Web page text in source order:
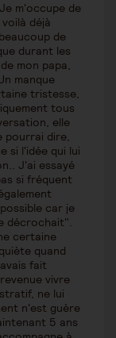
m'occupe de
déjà
de
durant les
mon papa,
manque
tristesse,
tous
elle
pourrai dire,
si l'idée qui lui
J'ai essayé
si fréquent
car je
décrochait".
certaine
quand
fait
vivre
ne lui
n'est guère
5 ans